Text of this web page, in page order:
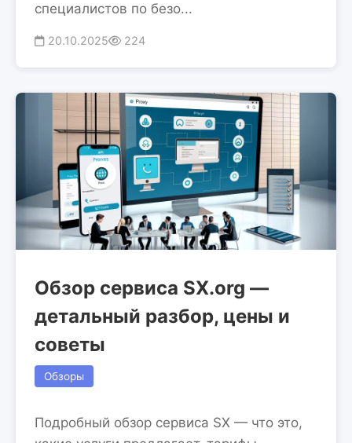
специалистов по безо...
20.10.2025 224
Обзор сервиса SX.org —
детальный разбор, цены и
советы
Обзоры
Подробный обзор сервиса SX — что это,